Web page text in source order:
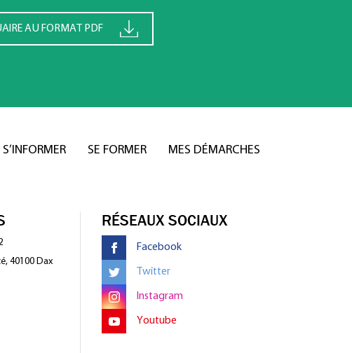
AU FORMAT PDF
S’INFORMER SE FORMER MES DÉMARCHES
40100 Dax
RÉSEAUX SOCIAUX
Facebook
Twitter
Instagram
Youtube